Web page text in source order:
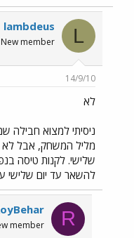
L
lambdeus
New member
14/9/10
לא
ניסיתי למצוא חבילה
מליל המשחק, אבל לא
שלישי. לקנות טיסה
להשאר עד יום שלישי
R
member